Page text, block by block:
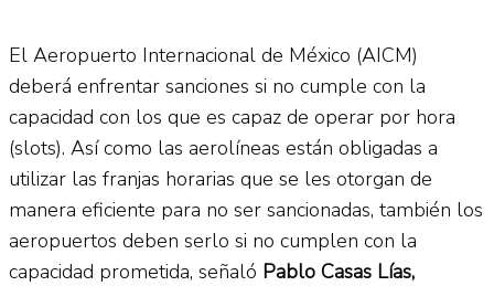
El Aeropuerto Internacional de México (AICM)
deberá enfrentar sanciones si no cumple con la
capacidad con los que es capaz de operar por hora
(slots). Así como las aerolíneas están obligadas a
utilizar las franjas horarias que se les otorgan de
manera eficiente para no ser sancionadas, también los
aeropuertos deben serlo si no cumplen con la
capacidad prometida, señaló Pablo Casas Lías,